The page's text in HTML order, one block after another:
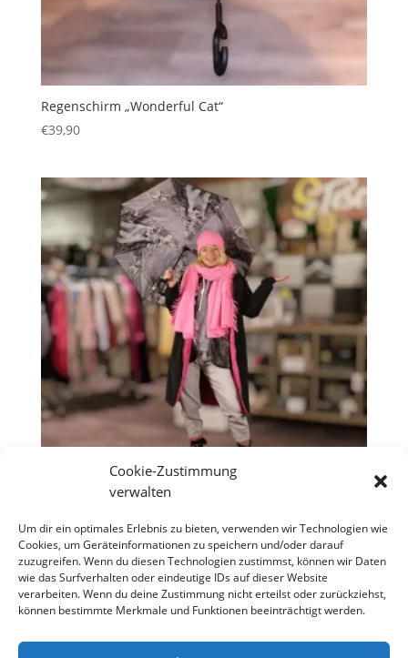
Cookie-Zustimmung
verwalten
Um dir ein optimales Erlebnis zu bieten, verwenden wir Technologien wie
Cookies, um Geräteinformationen zu speichern und/oder darauf
zuzugreifen. Wenn du diesen Technologien zustimmst, können wir Daten
wie das Surfverhalten oder eindeutige IDs auf dieser Website
verarbeiten. Wenn du deine Zustimmung nicht erteilst oder zurückziehst,
können bestimmte Merkmale und Funktionen beeinträchtigt werden.
Regenschirm „Wonderful Cat“
€39,90
Regenschirm „Wonderful Dog“
€39,90
things! ALLE PREISE VERSTEHEN SICH INKLUSIVE